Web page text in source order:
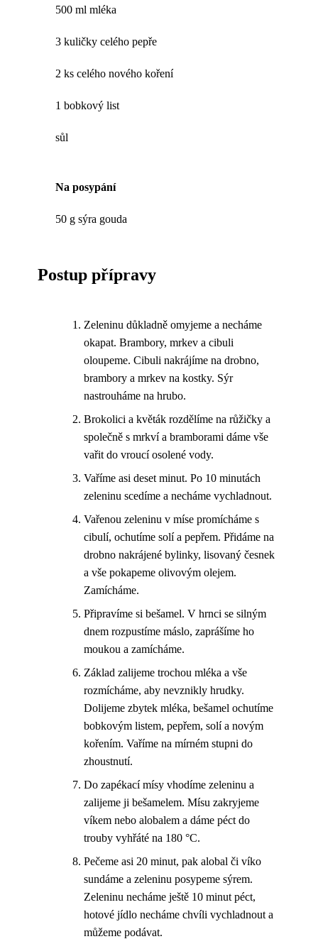
500 ml mléka
3 kuličky celého pepře
2 ks celého nového koření
1 bobkový list
sůl
Na posypání
50 g sýra gouda
Postup přípravy
Zeleninu důkladně omyjeme a necháme
okapat. Brambory, mrkev a cibuli
oloupeme. Cibuli nakrájíme na drobno,
brambory a mrkev na kostky. Sýr
nastrouháme na hrubo.
Brokolici a květák rozdělíme na růžičky a
společně s mrkví a bramborami dáme vše
vařit do vroucí osolené vody.
Vaříme asi deset minut. Po 10 minutách
zeleninu scedíme a necháme vychladnout.
Vařenou zeleninu v míse promícháme s
cibulí, ochutíme solí a pepřem. Přidáme na
drobno nakrájené bylinky, lisovaný česnek
a vše pokapeme olivovým olejem.
Zamícháme.
Připravíme si bešamel. V hrnci se silným
dnem rozpustíme máslo, zaprášíme ho
moukou a zamícháme.
Základ zalijeme trochou mléka a vše
rozmícháme, aby nevznikly hrudky.
Dolijeme zbytek mléka, bešamel ochutíme
bobkovým listem, pepřem, solí a novým
kořením. Vaříme na mírném stupni do
zhoustnutí.
Do zapékací mísy vhodíme zeleninu a
zalijeme ji bešamelem. Mísu zakryjeme
víkem nebo alobalem a dáme péct do
trouby vyhřáté na 180 °C.
Pečeme asi 20 minut, pak alobal či víko
sundáme a zeleninu posypeme sýrem.
Zeleninu necháme ještě 10 minut péct,
hotové jídlo necháme chvíli vychladnout a
můžeme podávat.